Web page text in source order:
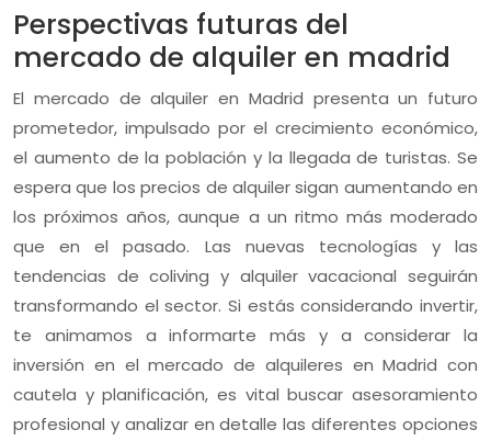
Perspectivas futuras del
mercado de alquiler en madrid
El mercado de alquiler en Madrid presenta un futuro
prometedor, impulsado por el crecimiento económico,
el aumento de la población y la llegada de turistas. Se
espera que los precios de alquiler sigan aumentando en
los próximos años, aunque a un ritmo más moderado
que en el pasado. Las nuevas tecnologías y las
tendencias de coliving y alquiler vacacional seguirán
transformando el sector. Si estás considerando invertir,
te animamos a informarte más y a considerar la
inversión en el mercado de alquileres en Madrid con
cautela y planificación, es vital buscar asesoramiento
profesional y analizar en detalle las diferentes opciones